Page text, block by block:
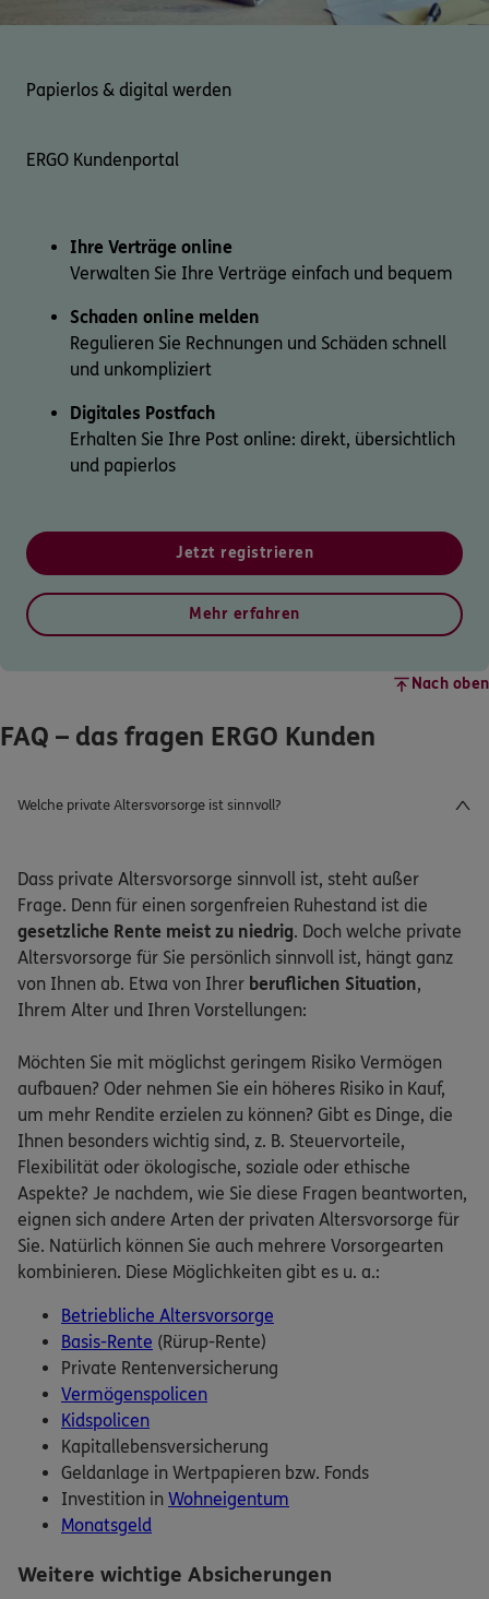
Papierlos & digital werden
ERGO Kundenportal
Ihre Verträge online
Verwalten Sie Ihre Verträge einfach und bequem
Schaden online melden
Regulieren Sie Rechnungen und Schäden schnell
und unkompliziert
Digitales Postfach
Erhalten Sie Ihre Post online: direkt, übersichtlich
und papierlos
Jetzt registrieren
Mehr erfahren
Nach oben
FAQ – das fragen ERGO Kunden
Welche private Altersvorsorge ist sinnvoll?
Dass private Altersvorsorge sinnvoll ist, steht außer
Frage. Denn für einen sorgenfreien Ruhestand ist die
gesetzliche Rente meist zu niedrig. Doch welche private
Altersvorsorge für Sie persönlich sinnvoll ist, hängt ganz
von Ihnen ab. Etwa von Ihrer beruflichen Situation,
Ihrem Alter und Ihren Vorstellungen:
Möchten Sie mit möglichst geringem Risiko Vermögen
aufbauen? Oder nehmen Sie ein höheres Risiko in Kauf,
um mehr Rendite erzielen zu können? Gibt es Dinge, die
Ihnen besonders wichtig sind, z. B. Steuervorteile,
Flexibilität oder ökologische, soziale oder ethische
Aspekte? Je nachdem, wie Sie diese Fragen beantworten,
eignen sich andere Arten der privaten Altersvorsorge für
Sie. Natürlich können Sie auch mehrere Vorsorgearten
kombinieren. Diese Möglichkeiten gibt es u. a.:
Betriebliche Altersvorsorge
Basis-Rente (Rürup-Rente)
Private Rentenversicherung
Vermögenspolicen
Kidspolicen
Kapitallebensversicherung
Geldanlage in Wertpapieren bzw. Fonds
Investition in Wohneigentum
Monatsgeld
Weitere wichtige Absicherungen